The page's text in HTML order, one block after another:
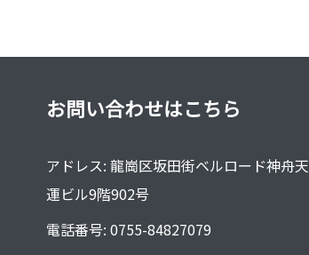
お問い合わせはこちら
アドレス: 龍崗区坂田街ベルロード神舟天
運ビル9階902号
電話番号: 0755-84827079